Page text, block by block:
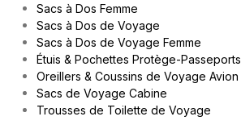
Sacs à Dos Femme
Sacs à Dos de Voyage
Sacs à Dos de Voyage Femme
Étuis & Pochettes Protège-Passeports
Oreillers & Coussins de Voyage Avion
Sacs de Voyage Cabine
Trousses de Toilette de Voyage